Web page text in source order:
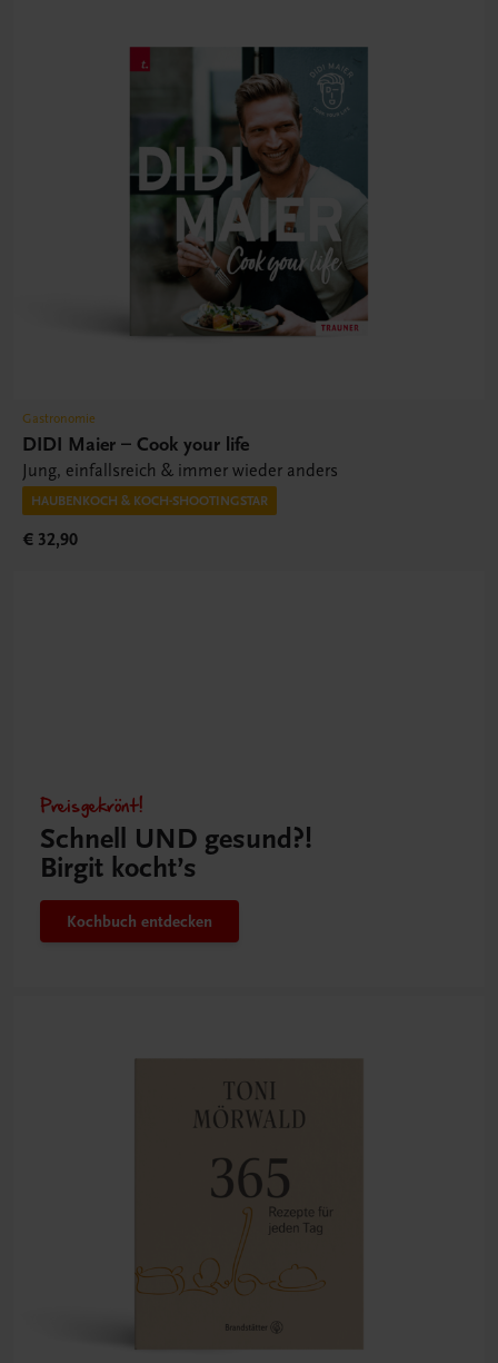
Gastronomie
DIDI Maier – Cook your life
Jung, einfallsreich & immer wieder anders
HAUBENKOCH & KOCH-SHOOTINGSTAR
€ 32,90
Preisgekrönt!
Schnell UND gesund?!
Birgit kocht’s
Kochbuch entdecken